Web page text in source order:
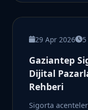
29 Apr 2026
Gaziantep
Dijital
Rehberi
Sigorta